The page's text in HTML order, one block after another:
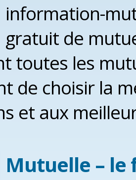
information-
gratuit de
toutes les
de choisir la
et aux
Mutuelle – le